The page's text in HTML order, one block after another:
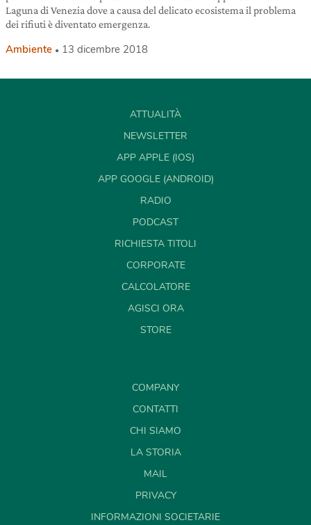
Laguna di Venezia dove a causa del delicato ecosistema il problema
dei rifiuti è diventato emergenza.
Ambiente 13 dicembre 2018
ATTUALITÀ
NEWSLETTER
APP APPLE (IOS)
APP GOOGLE (ANDROID)
RADIO
PODCAST
RICHIESTA TITOLI
CORPORATE
CALCOLATORE
AGISCI ORA
STORE
COMPANY
CONTATTI
CHI SIAMO
LA STORIA
MAIL
PRIVACY
INFORMAZIONI SOCIETARIE